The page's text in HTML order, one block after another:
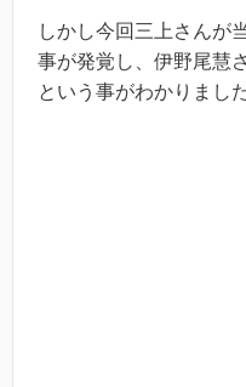
しかし今回三上さんが
事が発覚し、伊野尾慧
という事がわかりまし